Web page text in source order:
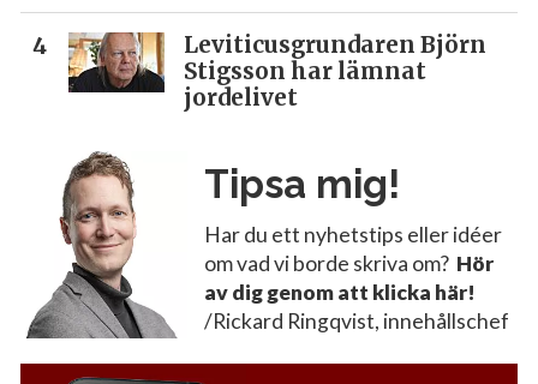
Leviticusgrundaren Björn
Stigsson har lämnat
jordelivet
Tipsa mig!
Har du ett nyhetstips eller idéer
om vad vi borde skriva om? Hör
av dig genom att klicka här!
/Rickard Ringqvist, innehållschef